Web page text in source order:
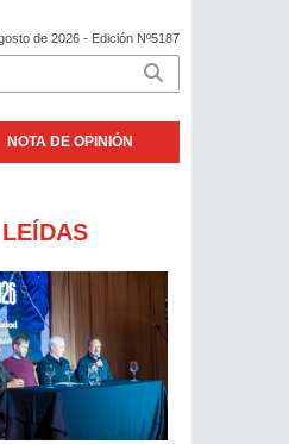
de 2026 - Edición Nº5187
NOTA DE OPINIÓN